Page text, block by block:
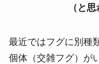
（と
最近ではフグに別種
個体（交雑フグ）が